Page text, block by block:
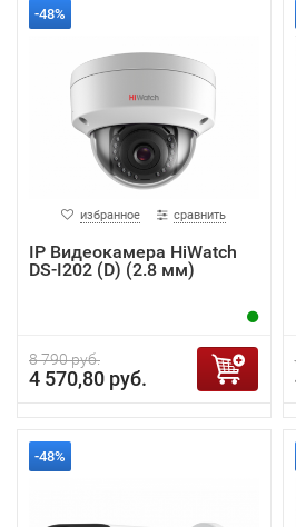
-48%
избранное сравнить
IP Видеокамера HiWatch
DS-I202 (D) (2.8 мм)
8 790 руб.
4 570,80 руб.
-48%